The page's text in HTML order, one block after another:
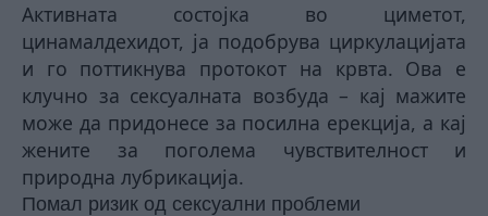
Активната состојка во циметот,
цинaмалдехидот, ја подобрува циркулацијата
и го поттикнува протокот на крвта. Ова е
клучно за сексуалната возбуда – кај мажите
може да придонесе за посилна ерекција, а кај
жените за поголема чувствителност и
природна лубрикација.
Помал ризик од сексуални проблеми